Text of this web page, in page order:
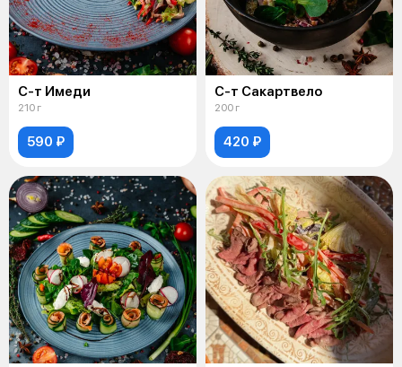
С-т Имеди
210 г
590 ₽
С-т Сакартвело
200 г
420 ₽